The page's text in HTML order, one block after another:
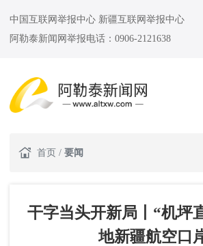
中国互联网举报中心 新疆互联网举报中心
阿勒泰新闻网举报电话：0906-2121638
首页 / 要闻
干字当头开新局丨“机坪
地新疆航空口